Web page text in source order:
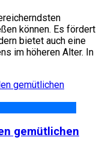
können. Es fördert
bietet auch eine
im höheren Alter. In
gemütlichen